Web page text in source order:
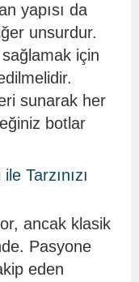
yapısı da
unsurdur.
için
sunarak her
botlar
Tarzınızı
ancak klasik
Pasyone
eden